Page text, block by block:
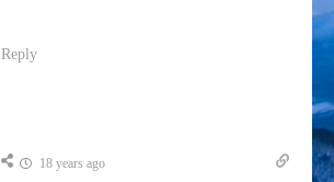
Reply
18 years ago